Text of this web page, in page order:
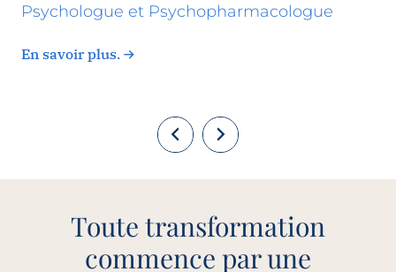
Psychologue et Psychopharmacologue
En savoir plus.
Toute transformation
commence par une